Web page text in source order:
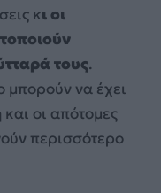
κι οι
τους.
μπορούν να έχει
οι απότομες
περισσότερο